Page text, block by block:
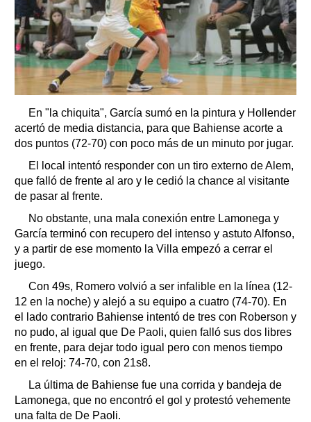
En "la chiquita", García sumó en la pintura y Hollender
acertó de media distancia, para que Bahiense acorte a
dos puntos (72-70) con poco más de un minuto por jugar.
El local intentó responder con un tiro externo de Alem,
que falló de frente al aro y le cedió la chance al visitante
de pasar al frente.
No obstante, una mala conexión entre Lamonega y
García terminó con recupero del intenso y astuto Alfonso,
y a partir de ese momento la Villa empezó a cerrar el
juego.
Con 49s, Romero volvió a ser infalible en la línea (12-
12 en la noche) y alejó a su equipo a cuatro (74-70). En
el lado contrario Bahiense intentó de tres con Roberson y
no pudo, al igual que De Paoli, quien falló sus dos libres
en frente, para dejar todo igual pero con menos tiempo
en el reloj: 74-70, con 21s8.
La última de Bahiense fue una corrida y bandeja de
Lamonega, que no encontró el gol y protestó vehemente
una falta de De Paoli.